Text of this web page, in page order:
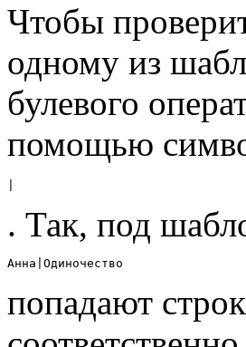
Чтобы
одному из
булевого
помощью
. Так, под
Анна|Одиночество
попадают